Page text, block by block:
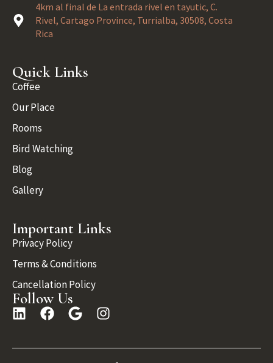
4km al final de La entrada rivel en tayutic, C.
Rivel, Cartago Province, Turrialba, 30508, Costa
Rica
Quick Links
Coffee
Our Place
Rooms
Bird Watching
Blog
Gallery
Important Links
Privacy Policy
Terms & Conditions
Cancellation Policy
Follow Us